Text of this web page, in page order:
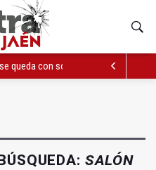
queda con solo dos bomberos por
SALÓN